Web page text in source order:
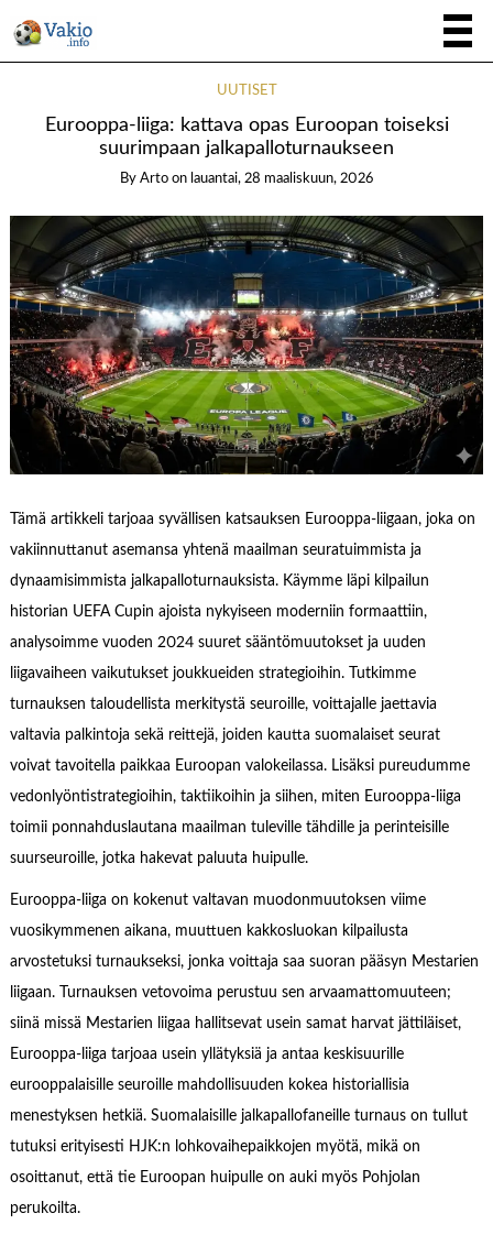
UUTISET
Eurooppa-liiga: kattava opas Euroopan toiseksi
suurimpaan jalkapalloturnaukseen
By Arto on lauantai, 28 maaliskuun, 2026
Tämä artikkeli tarjoaa syvällisen katsauksen Eurooppa-liigaan, joka on
vakiinnuttanut asemansa yhtenä maailman seuratuimmista ja
dynaamisimmista jalkapalloturnauksista. Käymme läpi kilpailun
historian UEFA Cupin ajoista nykyiseen moderniin formaattiin,
analysoimme vuoden 2024 suuret sääntömuutokset ja uuden
liigavaiheen vaikutukset joukkueiden strategioihin. Tutkimme
turnauksen taloudellista merkitystä seuroille, voittajalle jaettavia
valtavia palkintoja sekä reittejä, joiden kautta suomalaiset seurat
voivat tavoitella paikkaa Euroopan valokeilassa. Lisäksi pureudumme
vedonlyöntistrategioihin, taktiikoihin ja siihen, miten Eurooppa-liiga
toimii ponnahduslautana maailman tuleville tähdille ja perinteisille
suurseuroille, jotka hakevat paluuta huipulle.
Eurooppa-liiga on kokenut valtavan muodonmuutoksen viime
vuosikymmenen aikana, muuttuen kakkosluokan kilpailusta
arvostetuksi turnaukseksi, jonka voittaja saa suoran pääsyn Mestarien
liigaan. Turnauksen vetovoima perustuu sen arvaamattomuuteen;
siinä missä Mestarien liigaa hallitsevat usein samat harvat jättiläiset,
Eurooppa-liiga tarjoaa usein yllätyksiä ja antaa keskisuurille
eurooppalaisille seuroille mahdollisuuden kokea historiallisia
menestyksen hetkiä. Suomalaisille jalkapallofaneille turnaus on tullut
tutuksi erityisesti HJK:n lohkovaihepaikkojen myötä, mikä on
osoittanut, että tie Euroopan huipulle on auki myös Pohjolan
perukoilta.